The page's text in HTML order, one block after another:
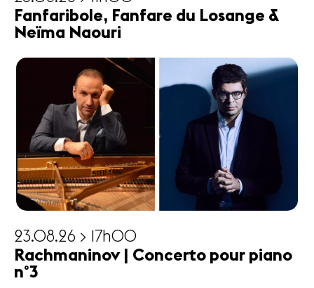
Fanfaribole, Fanfare du Losange &
Neïma Naouri
23.08.26 > 17h00
Rachmaninov | Concerto pour piano
n°3